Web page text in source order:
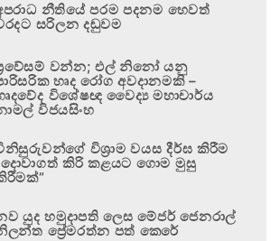
නීතියේ පරම පදනම හෙවත්
සරිලන දඬුවම
වන්න; එල් නිනෝ යනු
හෘද රෝග අවදානමකි –
විශේෂඥ වෛද්‍ය මහාචාර්ය
විජයසිංහ
විශ්‍රාම වයස දීර්ඝ කිරීම
කිරි කළයට ගොම මුසු
යුද හමුදාපති ලෙස මේජර් ජෙනරාල්
ප්‍රේමරත්න පත් කෙරේ